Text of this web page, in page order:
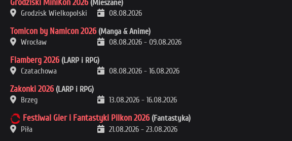
Grodziski MiniKon 2026 (Mieszane)
Grodzisk Wielkopolski
08.08.2026
Tomicon by Namicon 2026 (Manga & Anime)
Wrocław
08.08.2026 - 09.08.2026
Flamberg 2026 (LARP i RPG)
Czatachowa
08.08.2026 - 16.08.2026
Zakonki 2026 (LARP i RPG)
Brzeg
13.08.2026 - 16.08.2026
Festiwal Gier i Fantastyki Pilkon 2026 (Fantastyka)
Piła
21.08.2026 - 23.08.2026